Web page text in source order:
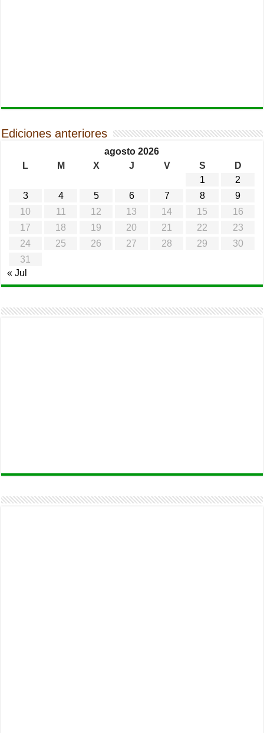
Ediciones anteriores
agosto 2026
L
M X J V S
D
1
2
3
4 5 6 7 8
9
10
11 12 13 14 15
16
17
18 19 20 21 22
23
24
25 26 27 28 29
30
31
« Jul